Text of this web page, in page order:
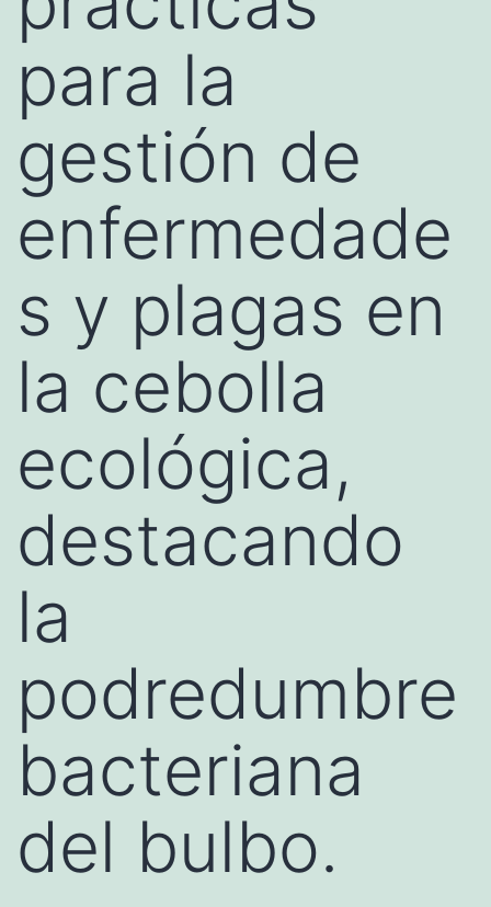
para la
gestión de
enfermedade
s y plagas en
la cebolla
ecológica,
destacando
la
podredumbre
bacteriana
del bulbo.